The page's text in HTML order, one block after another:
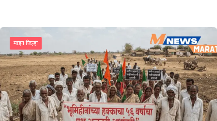
माझा जिल्हा